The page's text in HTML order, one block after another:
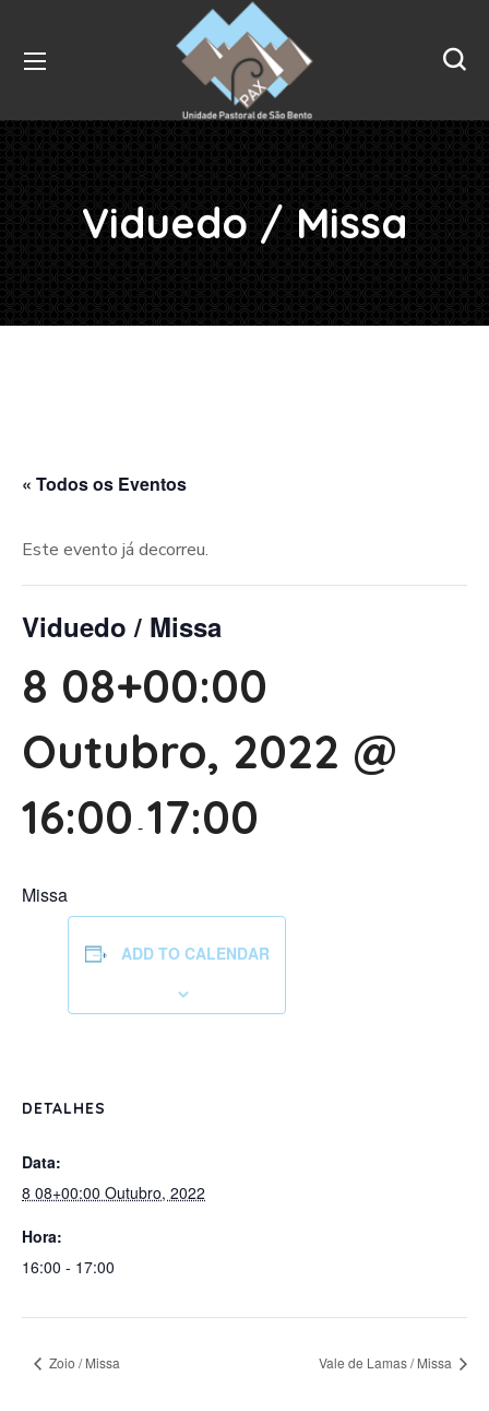
Viduedo / Missa
« Todos os Eventos
Este evento já decorreu.
Viduedo / Missa
8 08+00:00
Outubro, 2022 @
16:00 -17:00
Missa
ADD TO CALENDAR
DETALHES
Data:
8 08+00:00 Outubro, 2022
Hora:
16:00 - 17:00
Zoio / Missa Vale de Lamas / Missa